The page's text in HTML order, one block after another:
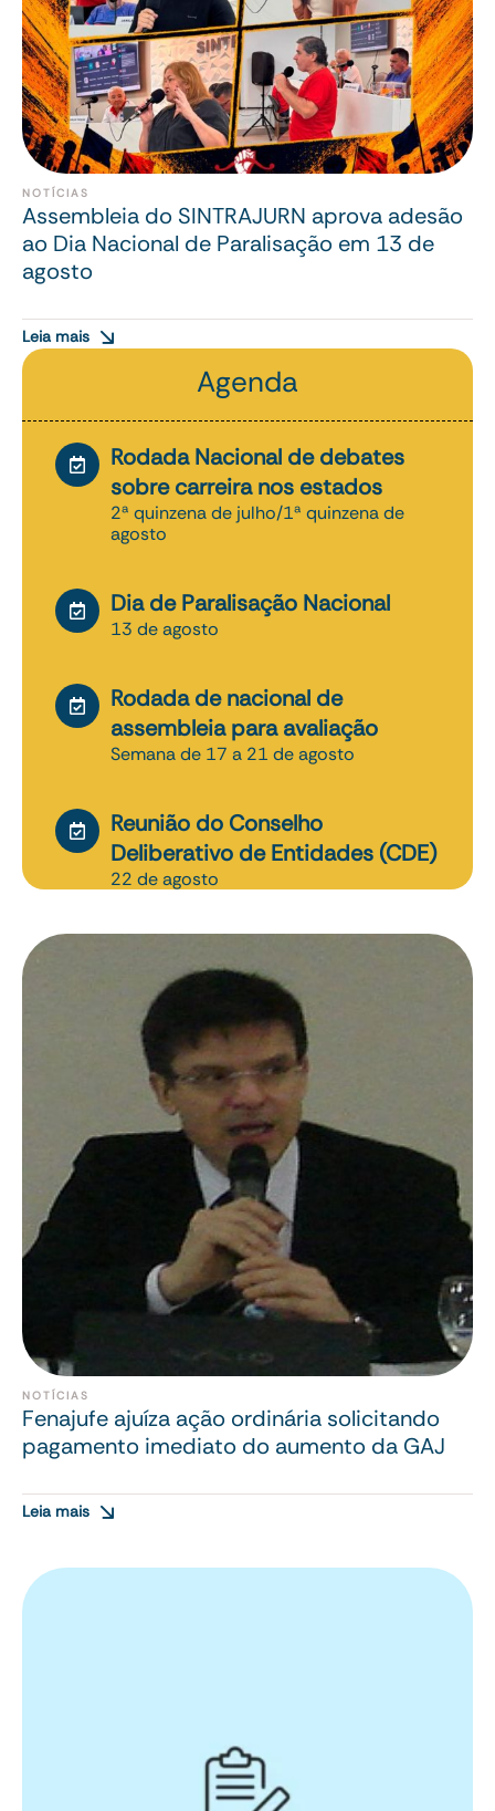
NOTÍCIAS
Assembleia do SINTRAJURN aprova adesão
ao Dia Nacional de Paralisação em 13 de
agosto
Leia mais
Agenda
Rodada Nacional de debates
sobre carreira nos estados
2ª quinzena de julho/1ª quinzena de
agosto
Dia de Paralisação Nacional
13 de agosto
Rodada de nacional de
assembleia para avaliação
Semana de 17 a 21 de agosto
Reunião do Conselho
Deliberativo de Entidades (CDE)
22 de agosto
NOTÍCIAS
Fenajufe ajuíza ação ordinária solicitando
pagamento imediato do aumento da GAJ
Leia mais